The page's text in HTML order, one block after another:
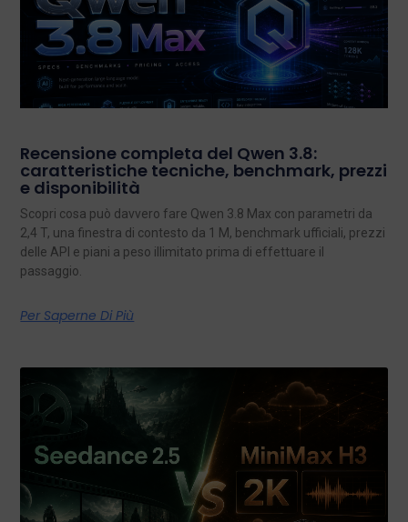
Recensione completa del Qwen 3.8:
caratteristiche tecniche, benchmark, prezzi
e disponibilità
Scopri cosa può davvero fare Qwen 3.8 Max con parametri da
2,4 T, una finestra di contesto da 1 M, benchmark ufficiali, prezzi
delle API e piani a peso illimitato prima di effettuare il
passaggio.
Per Saperne Di Più